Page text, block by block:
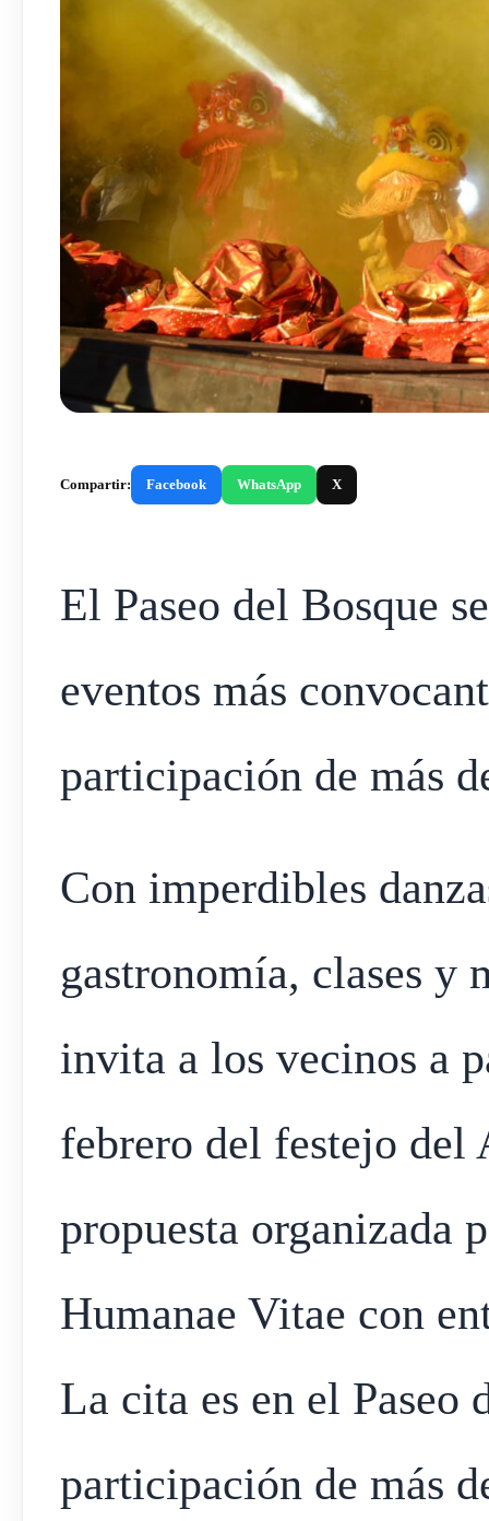
Compartir: Facebook WhatsApp X
El Paseo del Bosque
eventos más
participación de más
Con imperdibles
gastronomía, clases y
invita a los vecinos a
febrero del festejo del
propuesta organizada
Humanae Vitae con
La cita es en el Paseo
participación de más